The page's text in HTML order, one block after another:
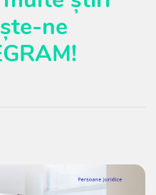
ne
!